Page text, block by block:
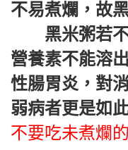
不易煮爛，故
黑米粥若不
營養素不能溶
性腸胃炎，對
弱病者更是如
不要吃未煮爛